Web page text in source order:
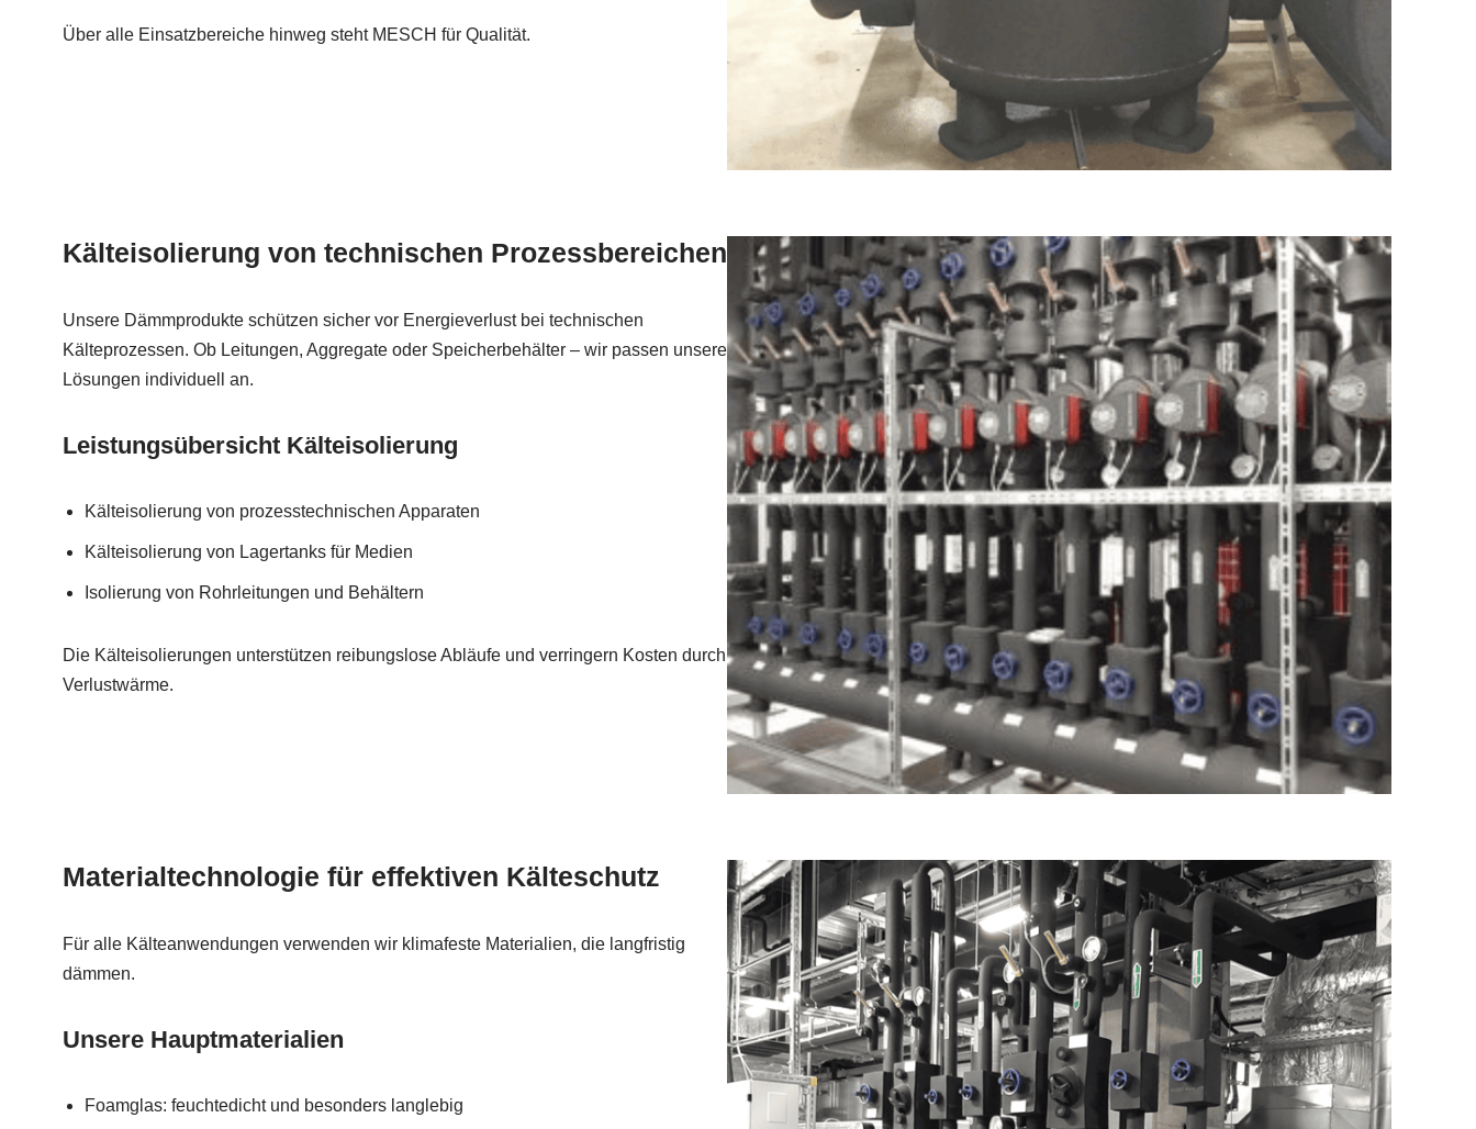
Über alle Einsatzbereiche hinweg steht MESCH für Qualität.
Kälteisolierung von technischen Prozessbereichen
Unsere Dämmprodukte schützen sicher vor Energieverlust bei technischen
Kälteprozessen. Ob Leitungen, Aggregate oder Speicherbehälter – wir passen unsere
Lösungen individuell an.
Leistungsübersicht Kälteisolierung
Kälteisolierung von prozesstechnischen Apparaten
Kälteisolierung von Lagertanks für Medien
Isolierung von Rohrleitungen und Behältern
Die Kälteisolierungen unterstützen reibungslose Abläufe und verringern Kosten durch
Verlustwärme.
Materialtechnologie für effektiven Kälteschutz
Für alle Kälteanwendungen verwenden wir klimafeste Materialien, die langfristig
dämmen.
Unsere Hauptmaterialien
Foamglas: feuchtedicht und besonders langlebig